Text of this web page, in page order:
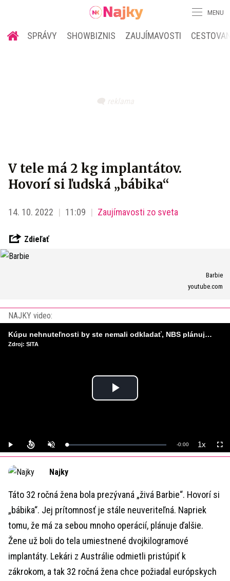
MENU
SPRÁVY SHOWBIZNIS ZAUJÍMAVOSTI
V tele má 2 kg implantátov.
Hovorí si ľudská „bábika“
14. 10. 2022 11:09 Zaujímavosti zo sveta
Zdieľať
Barbie
youtube.com
NAJKY video:
Play
Play UnmuteLoaded:
0%
Remaining
-0:00 1xPlayback
Rate
Kúpu nehnuteľnosti by ste nemali odkladať, NBS plánuje sprísniť pravidlá pri hypotékach
Zdroj: SITA
Najky
Táto 32 ročná žena bola prezývaná „živá Barbie“. Hovorí si
„bábika“. Jej prítomnosť je stále neuveriteľná. Napriek
tomu, že má za sebou mnoho operácií, plánuje ďalšie.
Žene už boli do tela umiestnené dvojkilogramové
implantáty. Lekári z Austrálie odmietli pristúpiť k
zákrokom, a tak 32 ročná žena chce požiadal európskych